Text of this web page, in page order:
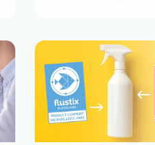
konkrete
Die Ansprüche an
konforme
neue EU-Direktive
„Empowering